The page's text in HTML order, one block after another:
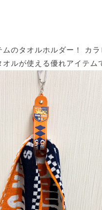
のタオルホルダー！ カ
ルが使える優れアイテム